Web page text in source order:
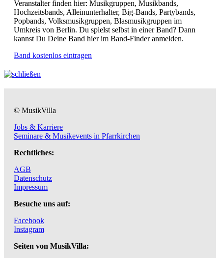
Veranstalter finden hier: Musikgruppen, Musikbands,
Hochzeitsbands, Alleinunterhalter, Big-Bands, Partybands,
Popbands, Volksmusikgruppen, Blasmusikgruppen im
Umkreis von Berlin. Du spielst selbst in einer Band? Dann
kannst Du Deine Band hier im Band-Finder anmelden.
Band kostenlos eintragen
© MusikVilla
Jobs & Karriere
Seminare & Musikevents in Pfarrkirchen
Rechtliches:
AGB
Datenschutz
Impressum
Besuche uns auf:
Facebook
Instagram
Seiten von MusikVilla: